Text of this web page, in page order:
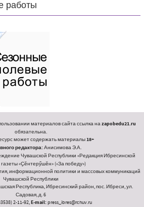
работы
материалов сайта ссылка наzapobedu21.ru
обязательна.
может содержать материалы18+
редактора:Анисимова Э.А.
Чувашской Республики «Редакция Ибресинской
«Ҫӗнтерӳшӗн» («За победу»)
информационной политики и массовых коммуникаций
Чувашской Республики
Республика, Ибресинский район, пос. Ибреси, ул.
Садовая, д. 6
2-11-92,E-mail:press_ibres@rchuv.ru